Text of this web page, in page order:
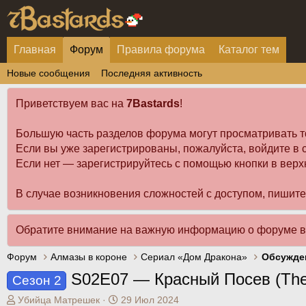
Главная Форум Правила форума Каталог тем
Новые сообщения Последняя активность
Приветствуем вас на 7Bastards!
Большую часть разделов форума могут просматривать
Если вы уже зарегистрированы, пожалуйста, войдите в
Если нет — зарегистрируйтесь с помощью кнопки в
В случае возникновения сложностей с доступом,
Обратите внимание на важную информацию о форуме в
Форум Алмазы в короне Сериал «Дом Дракона»
Сезон 2 S02E07 — Красный Посев
А
Убийца Матрешек
Д
29 Июл 2024